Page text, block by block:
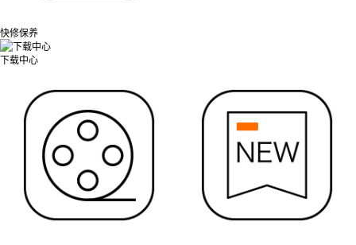
快修保养
下载中心